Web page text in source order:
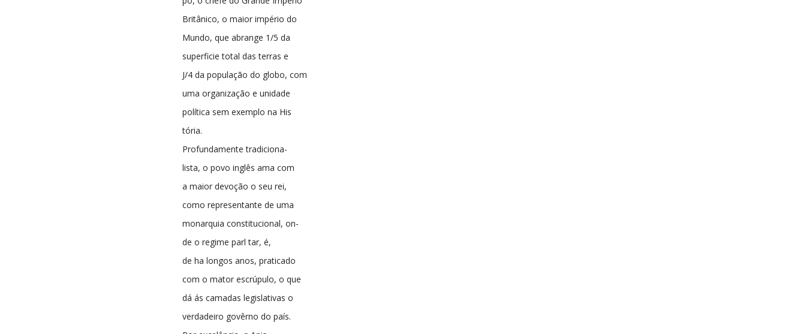
Britânico, o maior império do
Mundo, que abrange 1/5 da
superficie total das terras e
J/4 da população do globo, com
uma organização e unidade
política sem exemplo na His
tória.
Profundamente tradiciona-
lista, o povo inglês ama com
a maior devoção o seu rei,
como representante de uma
monarquia constitucional, on-
de o regime parl tar, é,
de ha longos anos, praticado
com o mator escrúpulo, o que
dá ás camadas legislativas o
verdadeiro govêrno do país.